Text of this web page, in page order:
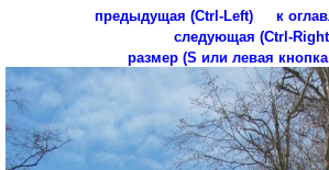
предыдущая (Ctrl-Left)
к
следующая (Ctrl-
размер (S или левая